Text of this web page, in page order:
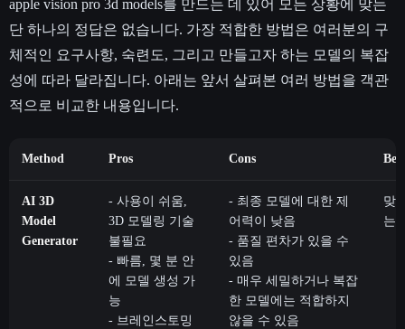
apple vision pro 3d models를 만드는 데 있어 모든 상황에 맞는
단 하나의 정답은 없습니다. 가장 적합한 방법은 여러분의 구
체적인 요구사항, 숙련도, 그리고 만들고자 하는 모델의 복잡
성에 따라 달라집니다. 아래는 앞서 살펴본 여러 방법을 객관
적으로 비교한 내용입니다.
Method Pros Cons
AI 3D
Model
Generator
- 사용이 쉬움,
3D 모델링 기술
불필요
- 빠름, 몇 분 안
에 모델 생성 가
능
- 브레인스토밍
- 최종 모델에 대한 제
어력이 낮음
- 품질 편차가 있을 수
있음
- 매우 세밀하거나 복잡
한 모델에는 적합하지
않을 수 있음
맞
는